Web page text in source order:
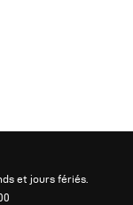
et jours fériés.